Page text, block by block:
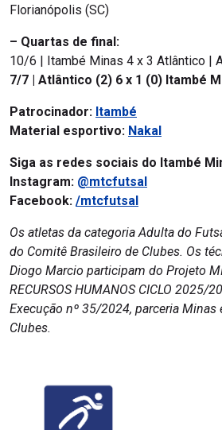
Florianópolis (SC)
– Quartas de final:
10/6 | Itambé Minas 4 x 3 Atlântico |
7/7 | Atlântico (2) 6 x 1 (0) Itambé
Patrocinador: Itambé
Material esportivo: Nakal
Siga as redes sociais do Itambé
Instagram: @mtcfutsal
Facebook: /mtcfutsal
Os atletas da categoria Adulta do
do Comitê Brasileiro de Clubes. Os
Diogo Marcio participam do Projeto
RECURSOS HUMANOS CICLO 2025/
Execução nº 35/2024, parceria Minas
Clubes.